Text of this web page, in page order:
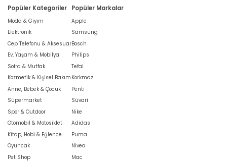
Popüler Kategoriler
Moda & Giyim
Elektronik
Cep Telefonu & Aksesuar
Ev, Yaşam & Mobilya
Sofra & Mutfak
Kozmetik & Kişisel Bakım
Anne, Bebek & Çocuk
Süpermarket
Spor & Outdoor
Otomobil & Motosiklet
Kitap, Hobi & Eğlence
Oyuncak
Pet Shop
Popüler Markalar
Apple
Samsung
Bosch
Philips
Tefal
Korkmaz
Penti
Süvari
Nike
Adidas
Puma
Nivea
Mac